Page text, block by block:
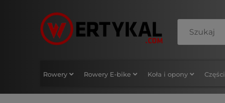
Rowery Rowery E-bike Koła i opony Części